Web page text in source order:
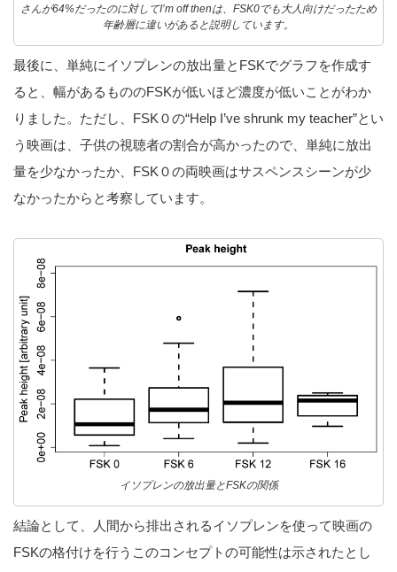
さんが64%だったのに対してI’m off thenは、FSK0でも大人向けだったため
年齢層に違いがあると説明しています。
最後に、単純にイソプレンの放出量とFSKでグラフを作成す
ると、幅があるもののFSKが低いほど濃度が低いことがわか
りました。ただし、FSK０の“Help I’ve shrunk my teacher”とい
う映画は、子供の視聴者の割合が高かったので、単純に放出
量を少なかったか、FSK０の両映画はサスペンスシーンが少
なかったからと考察しています。
イソプレンの放出量とFSKの関係
結論として、人間から排出されるイソプレンを使って映画の
FSKの格付けを行うこのコンセプトの可能性は示されたとし